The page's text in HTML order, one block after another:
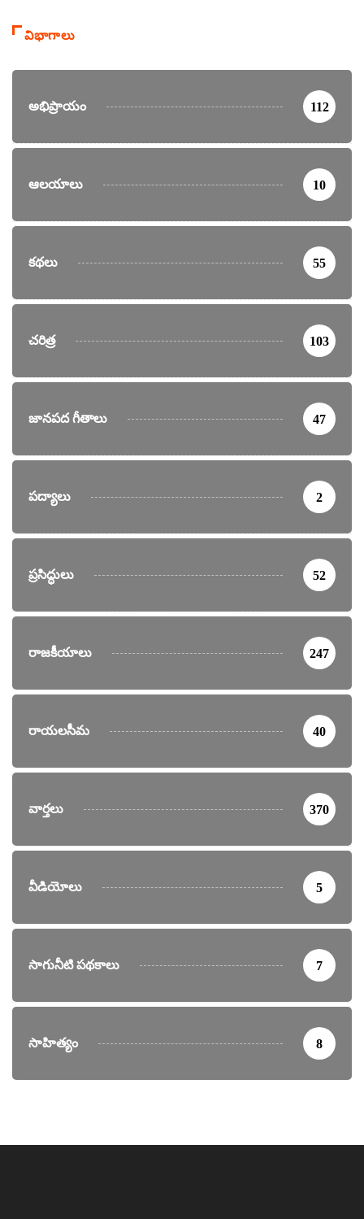
విభాగాలు
అభిప్రాయం 112
ఆలయాలు 10
కథలు 55
చరిత్ర 103
జానపద గీతాలు 47
పద్యాలు 2
ప్రసిద్ధులు 52
రాజకీయాలు 247
రాయలసీమ 40
వార్తలు 370
వీడియోలు 5
సాగునీటి పథకాలు 7
సాహిత్యం 8